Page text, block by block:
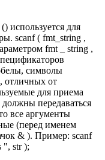
используется для
scanf ( fmt_string ,
fmt _ string ,
символы
отличных от
для приема
передаваться
все аргументы
(перед именем
& ). Пример: scanf
", str );